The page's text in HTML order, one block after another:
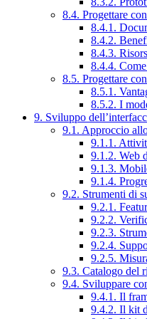
8.4. Progettare
8.4.1.
8.4.2.
8.4.3.
8.4.4.
8.5. Progettare
8.5.1.
8.5.2. I
9. Sviluppo
9.1. Approccio
9.1.1.
9.1.2. Web
9.1.3.
9.1.4.
9.2. Strumenti di
9.2.1.
9.2.2.
9.2.3.
9.2.4.
9.2.5.
9.3. Catalogo del
9.4. Sviluppare
9.4.1. Il
9.4.2. Il kit